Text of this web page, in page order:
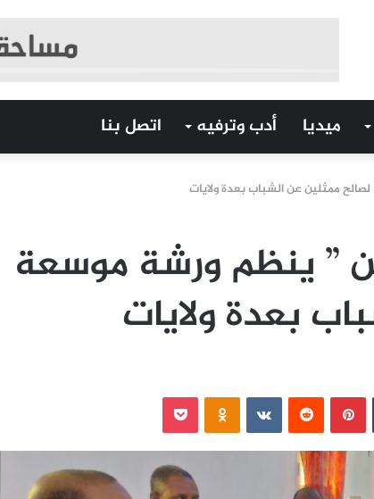
ميديا أدب وترفيه اتصل بنا
ممثلين عن الشباب بعدة ولايات
” ينظم ورشة موسعة
بعدة ولايات
بينتيريست